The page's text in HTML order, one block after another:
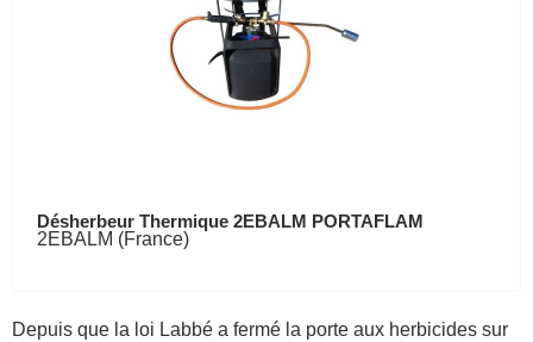
Désherbeur Thermique 2EBALM PORTAFLAM
2EBALM (France)
Depuis que la loi Labbé a fermé la porte aux herbicides sur